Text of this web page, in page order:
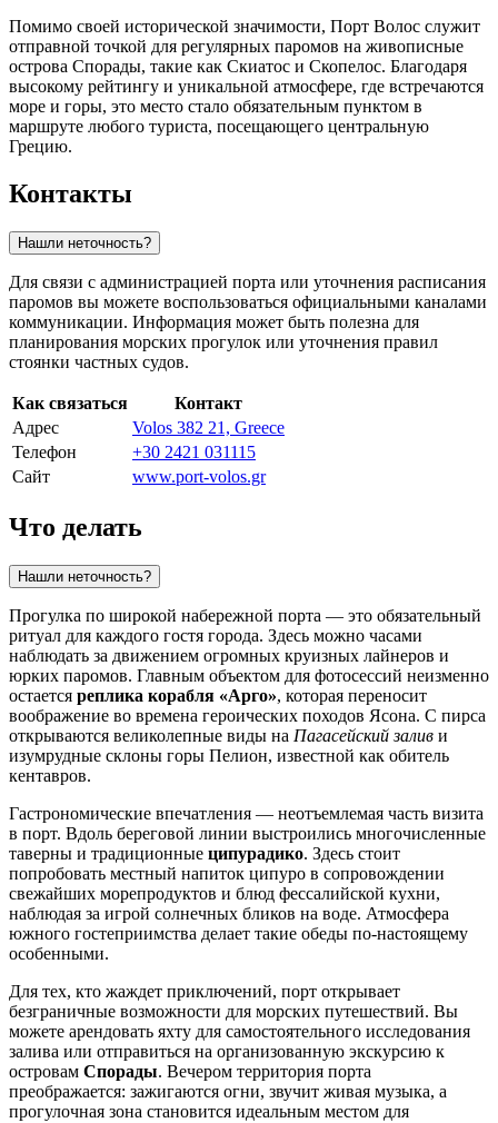
Помимо своей исторической значимости, Порт Волос служит
отправной точкой для регулярных паромов на живописные
острова Спорады, такие как Скиатос и Скопелос. Благодаря
высокому рейтингу и уникальной атмосфере, где встречаются
море и горы, это место стало обязательным пунктом в
маршруте любого туриста, посещающего центральную
Грецию.
Контакты
Нашли неточность?
Для связи с администрацией порта или уточнения расписания
паромов вы можете воспользоваться официальными каналами
коммуникации. Информация может быть полезна для
планирования морских прогулок или уточнения правил
стоянки частных судов.
Как связаться
Контакт
Адрес
Volos 382 21, Greece
Телефон
+30 2421 031115
Сайт
www.port-volos.gr
Что делать
Нашли неточность?
Прогулка по широкой набережной порта — это обязательный
ритуал для каждого гостя города. Здесь можно часами
наблюдать за движением огромных круизных лайнеров и
юрких паромов. Главным объектом для фотосессий неизменно
остается реплика корабля «Арго», которая переносит
воображение во времена героических походов Ясона. С пирса
открываются великолепные виды на Пагасейский залив и
изумрудные склоны горы Пелион, известной как обитель
кентавров.
Гастрономические впечатления — неотъемлемая часть визита
в порт. Вдоль береговой линии выстроились многочисленные
таверны и традиционные ципурадико. Здесь стоит
попробовать местный напиток ципуро в сопровождении
свежайших морепродуктов и блюд фессалийской кухни,
наблюдая за игрой солнечных бликов на воде. Атмосфера
южного гостеприимства делает такие обеды по-настоящему
особенными.
Для тех, кто жаждет приключений, порт открывает
безграничные возможности для морских путешествий. Вы
можете арендовать яхту для самостоятельного исследования
залива или отправиться на организованную экскурсию к
островам Спорады. Вечером территория порта
преображается: зажигаются огни, звучит живая музыка, а
прогулочная зона становится идеальным местом для